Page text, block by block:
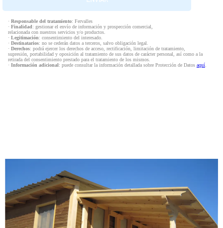
· Responsable del tratamiento: Fervalles
· Finalidad: gestionar el envío de información y prospección comercial,
relacionada con nuestros servicios y/o productos.
· Legitimación: consentimiento del interesado.
· Destinatarios: no se cederán datos a terceros, salvo obligación legal.
· Derechos: podrá ejercer los derechos de acceso, rectificación, limitación de tratamiento,
supresión, portabilidad y oposición al tratamiento de sus datos de carácter personal, así como a la
retirada del consentimiento prestado para el tratamiento de los mismos.
· Información adicional: puede consultar la información detallada sobre Protección de Datos aquí.